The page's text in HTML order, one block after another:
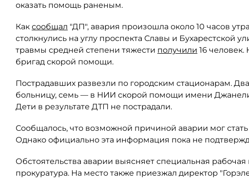
оказать помощь раненым.
Как сообщал "ДП", авария произошла около 10 часов
столкнулись на углу проспекта Славы и Бухарестской
травмы средней степени тяжести получили 16
бригад скорой помощи.
Пострадавших развезли по городским стационарам.
больницу, семь — в НИИ скорой помощи имени
Дети в результате ДТП не пострадали.
Сообщалось, что возможной причиной аварии мог
Однако официально эта информация пока не
Обстоятельства аварии выясняет специальная
прокуратура. На место также приезжал директор